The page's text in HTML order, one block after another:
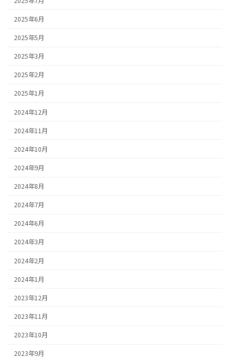
2025年6月
2025年5月
2025年3月
2025年2月
2025年1月
2024年12月
2024年11月
2024年10月
2024年9月
2024年8月
2024年7月
2024年6月
2024年3月
2024年2月
2024年1月
2023年12月
2023年11月
2023年10月
2023年9月